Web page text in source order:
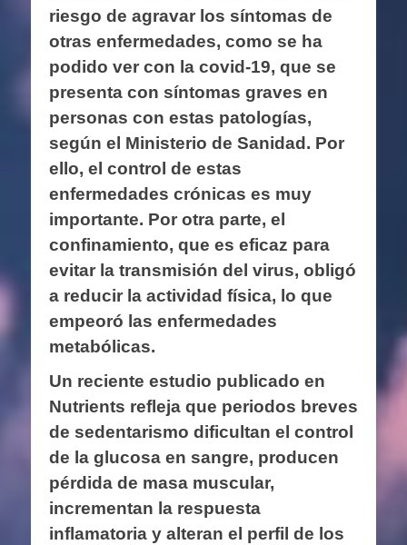
riesgo de agravar los síntomas de
otras enfermedades, como se ha
podido ver con la covid-19, que se
presenta con síntomas graves en
personas con estas patologías,
según el Ministerio de Sanidad. Por
ello, el control de estas
enfermedades crónicas es muy
importante. Por otra parte, el
confinamiento, que es eficaz para
evitar la transmisión del virus, obligó
a reducir la actividad física, lo que
empeoró las enfermedades
metabólicas.
Un reciente estudio publicado en
Nutrients refleja que periodos breves
de sedentarismo dificultan el control
de la glucosa en sangre, producen
pérdida de masa muscular,
incrementan la respuesta
inflamatoria y alteran el perfil de los